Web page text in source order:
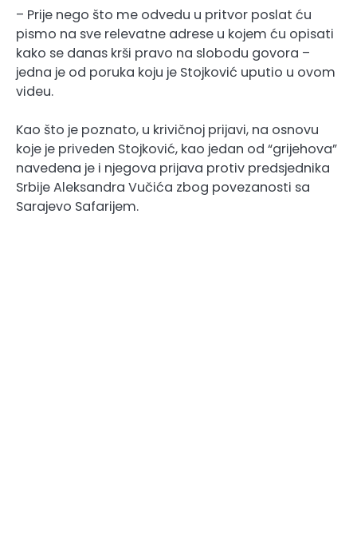
– Prije nego što me odvedu u pritvor poslat ću
pismo na sve relevatne adrese u kojem ću opisati
kako se danas krši pravo na slobodu govora –
jedna je od poruka koju je Stojković uputio u ovom
videu.
Kao što je poznato, u krivičnoj prijavi, na osnovu
koje je priveden Stojković, kao jedan od “grijehova”
navedena je i njegova prijava protiv predsjednika
Srbije Aleksandra Vučića zbog povezanosti sa
Sarajevo Safarijem.